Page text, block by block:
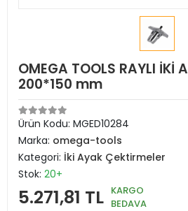
OMEGA TOOLS RAYLI İKİ
200*150 mm
Ürün Kodu: MGED10284
Marka: omega-tools
Kategori: İki Ayak Çektirmeler
Stok: 20+
5.271,81 TL KARGO
BEDAVA